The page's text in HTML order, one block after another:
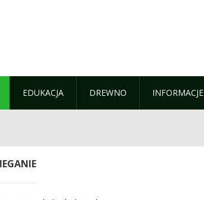
EDUKACJA DREWNO INFORMACJE